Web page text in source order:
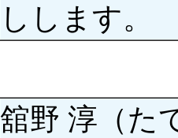
しします。
舘野 淳（た